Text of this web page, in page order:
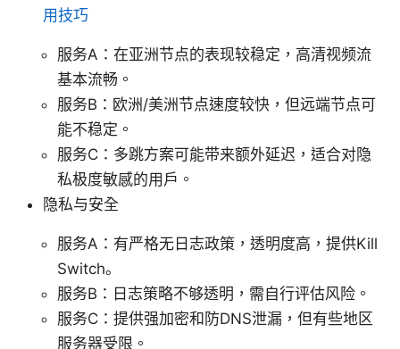
用技巧
服务A：在亚洲节点的表现较稳定，高清视频流
基本流畅。
服务B：欧洲/美洲节点速度较快，但远端节点可
能不稳定。
服务C：多跳方案可能带来额外延迟，适合对隐
私极度敏感的用户。
隐私与安全
服务A：有严格无日志政策，透明度高，提供Kill
Switch。
服务B：日志策略不够透明，需自行评估风险。
服务C：提供强加密和防DNS泄漏，但有些地区
服务器受限。